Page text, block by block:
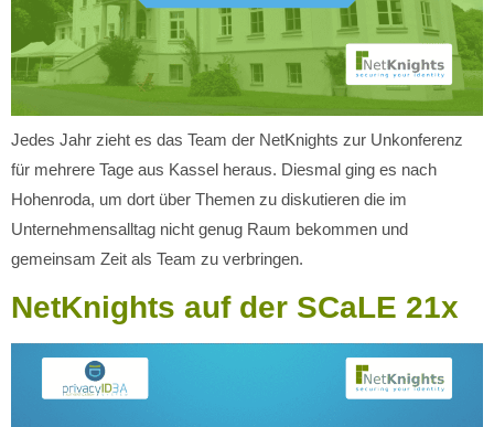
Jedes Jahr zieht es das Team der NetKnights zur Unkonferenz
für mehrere Tage aus Kassel heraus. Diesmal ging es nach
Hohenroda, um dort über Themen zu diskutieren die im
Unternehmensalltag nicht genug Raum bekommen und
gemeinsam Zeit als Team zu verbringen.
NetKnights auf der SCaLE 21x